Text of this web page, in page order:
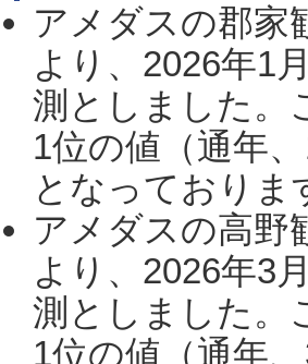
アメダスの郡家
より、2026年1
測としました。
1位の値（通年
となっておりま
アメダスの高野
より、2026年3
測としました。
1位の値（通年